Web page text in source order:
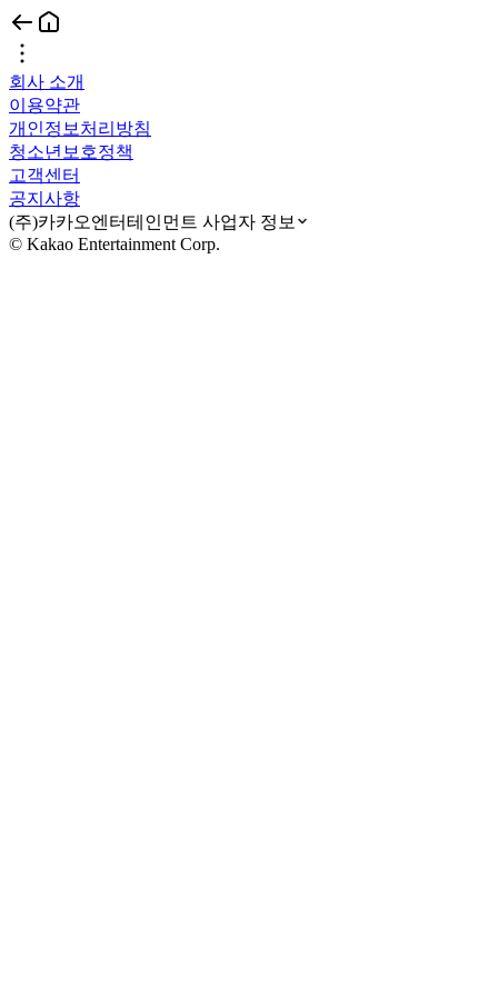
회사 소개
이용약관
개인정보처리방침
청소년보호정책
고객센터
공지사항
(주)카카오엔터테인먼트 사업자 정보
© Kakao Entertainment Corp.